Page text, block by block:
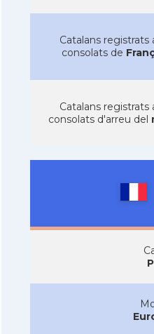
Catalans registrats
consolats de
Catalans registrats
consolats d'arreu del